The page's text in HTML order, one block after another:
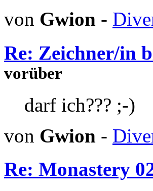
von Gwion -
Re: Zeichner/in
vorüber
darf ich??? ;-)
von Gwion -
Re: Monastery